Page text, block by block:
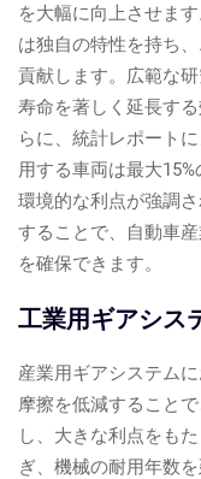
を大幅に向上させま
は独自の特性を持ち
貢献します。広範な
寿命を著しく延長す
らに、統計レポート
用する車両は最大
環境的な利点が強調
することで、自動車
を確保できます。
工業用ギアシス
産業用ギアシステム
摩擦を低減すること
し、大きな利点をも
ぎ、機械の耐用年数